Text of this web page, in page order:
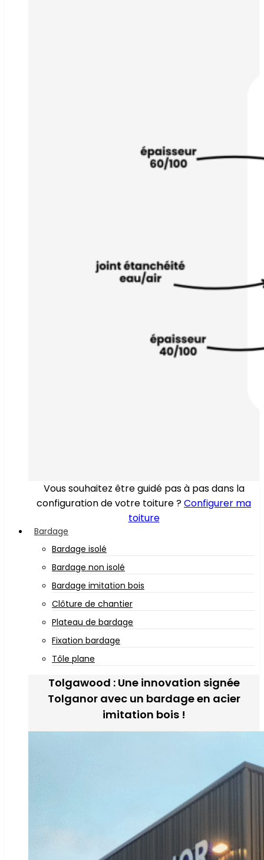
Vous souhaitez être guidé pas à pas dans la
configuration de votre toiture ?Configurer ma
toiture
Bardage
Bardage isolé
Bardage non isolé
Bardage imitation bois
Clôture de chantier
Plateau de bardage
Fixation bardage
Tôle plane
Tolgawood : Une innovation signée
Tolganor avec un bardage en acier
imitation bois !